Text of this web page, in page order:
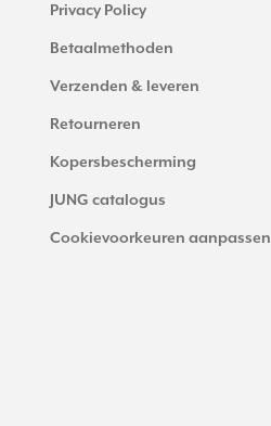
Privacy Policy
Betaalmethoden
Verzenden & leveren
Retourneren
Kopersbescherming
JUNG catalogus
Cookievoorkeuren aanpassen